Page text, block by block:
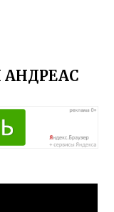
АНДРЕАС